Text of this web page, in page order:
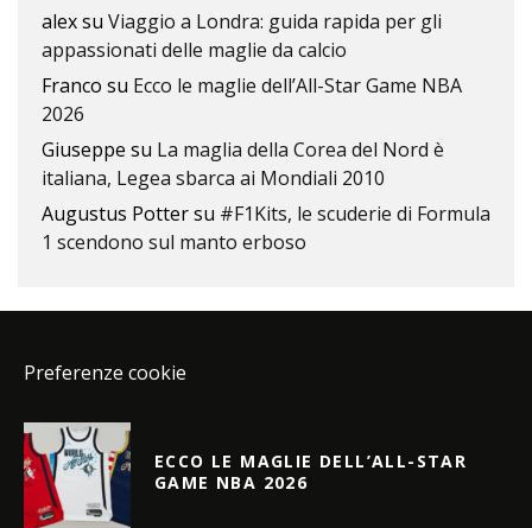
alexsu Viaggio a Londra: guida rapida per gli
appassionati delle maglie da calcio
Franco su Ecco le maglie dell’All-Star Game NBA
2026
Giuseppe su La maglia della Corea del Nord è
italiana, Legea sbarca ai Mondiali 2010
Augustus Pottersu #F1Kits, le scuderie di Formula
1 scendono sul manto erboso
Preferenze cookie
ECCO LE MAGLIE DELL’ALL-STAR
GAME NBA 2026